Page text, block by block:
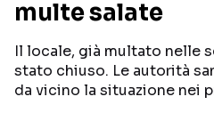
multe salate
Il locale, già multato nelle
stato chiuso. Le autorità
da vicino la situazione nei